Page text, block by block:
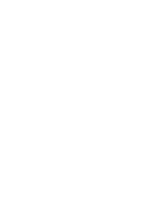
остановки
компаний